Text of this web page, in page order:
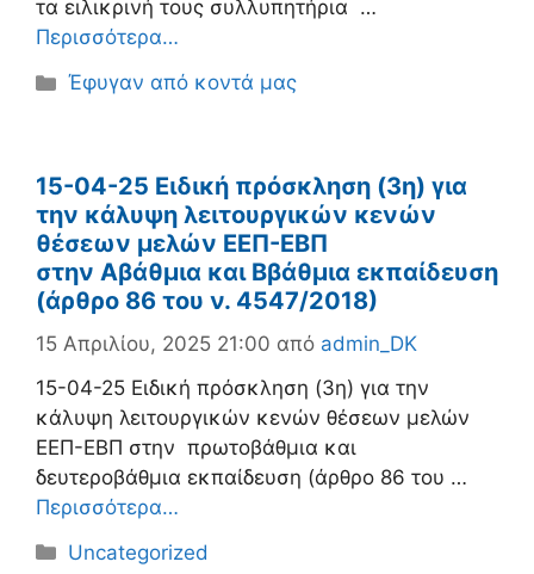
τα ειλικρινή τους συλλυπητήρια …
Περισσότερα…
Κατηγορίες
Έφυγαν από κοντά μας
15-04-25 Ειδική πρόσκληση (3η) για
την κάλυψη λειτουργικών κενών
θέσεων μελών ΕΕΠ-ΕΒΠ
στην Aβάθμια και Bβάθμια εκπαίδευση
(άρθρο 86 του ν. 4547/2018)
15 Απριλίου, 2025 21:00 από admin_DK
15-04-25 Ειδική πρόσκληση (3η) για την
κάλυψη λειτουργικών κενών θέσεων μελών
ΕΕΠ-ΕΒΠ στην πρωτοβάθμια και
δευτεροβάθμια εκπαίδευση (άρθρο 86 του …
Περισσότερα…
Κατηγορίες
Uncategorized